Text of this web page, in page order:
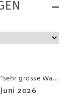
Kanton erhöht die Gefahrenstufe auf Stufe 5 "sehr grosse Waldbrandgefahr"
2026